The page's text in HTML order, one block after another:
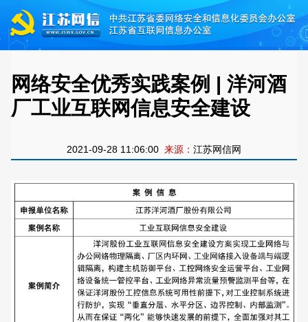
网络安全优秀实践案例 | 洋河酒
厂工业互联网信息安全建设
2021-09-28 11:06:00 来源： 江苏网信网